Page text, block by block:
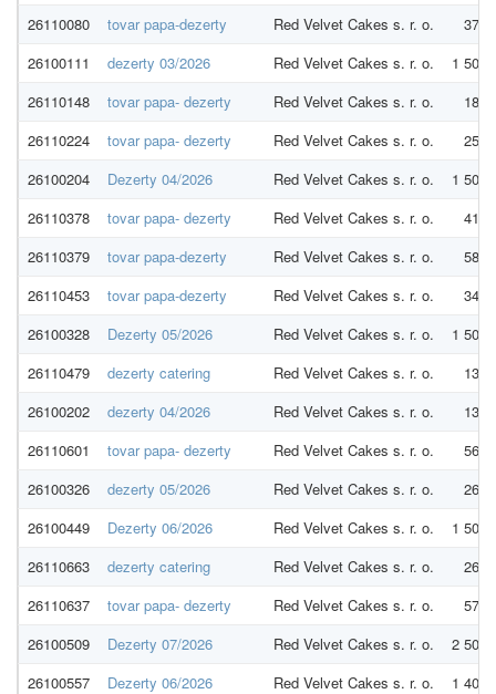
26110080
tovar papa-dezerty Red Velvet Cakes s. r. o.
26100111
dezerty 03/2026 Red Velvet Cakes s. r. o.
1
26110148
tovar papa- dezerty Red Velvet Cakes s. r. o.
26110224
tovar papa- dezerty Red Velvet Cakes s. r. o.
26100204
Dezerty 04/2026 Red Velvet Cakes s. r. o.
1
26110378
tovar papa- dezerty Red Velvet Cakes s. r. o.
26110379
tovar papa-dezerty Red Velvet Cakes s. r. o.
26110453
tovar papa-dezerty Red Velvet Cakes s. r. o.
26100328
Dezerty 05/2026 Red Velvet Cakes s. r. o.
1
26110479
dezerty catering Red Velvet Cakes s. r. o.
26100202
dezerty 04/2026 Red Velvet Cakes s. r. o.
26110601
tovar papa- dezerty Red Velvet Cakes s. r. o.
26100326
dezerty 05/2026 Red Velvet Cakes s. r. o.
26100449
Dezerty 06/2026 Red Velvet Cakes s. r. o.
1
26110663
dezerty catering Red Velvet Cakes s. r. o.
26110637
tovar papa- dezerty Red Velvet Cakes s. r. o.
26100509
Dezerty 07/2026 Red Velvet Cakes s. r. o.
2
26100557
Dezerty 06/2026 Red Velvet Cakes s. r. o. 1